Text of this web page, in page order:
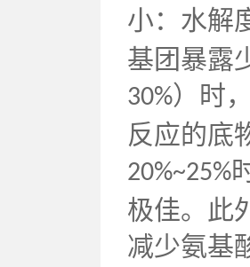
小：水解
基团暴露
30%）时
反应的底
20%~25%
极佳。此
减少氨基